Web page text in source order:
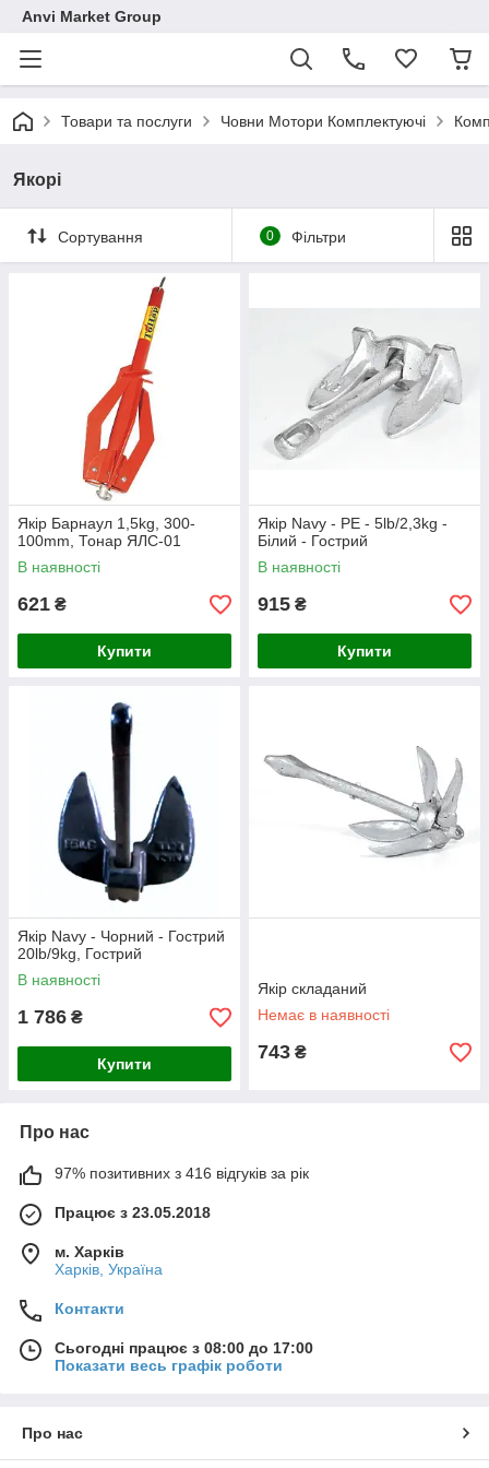
Anvi Market Group
Товари та послуги Човни Мотори Комплектуючі
Якорі
Сортування 0 Фільтри
Якір Барнаул 1,5kg, 300-
100mm, Тонар ЯЛС-01
В наявності
621 ₴
Купити
Якір Navy - PE - 5lb/2,3kg -
Білий - Гострий
В наявності
915 ₴
Купити
Якір Navy - Чорний - Гострий
20lb/9kg, Гострий
В наявності
1 786 ₴
Купити
Якір складаний
Немає в наявності
743 ₴
Про нас
97% позитивних з 416 відгуків за рік
Працює з 23.05.2018
м. Харків
Харків, Україна
Контакти
Сьогодні працює з 08:00 до 17:00
Показати весь графік роботи
Про нас